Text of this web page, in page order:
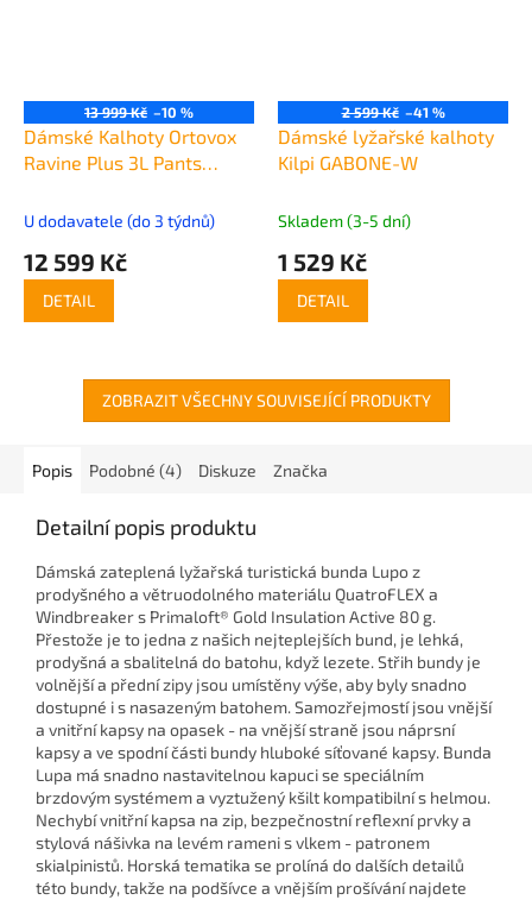
13 999 Kč –10 %
Dámské Kalhoty Ortovox
Ravine Plus 3L Pants
U dodavatele (do 3 týdnů)
12 599 Kč
DETAIL
2 599 Kč –41 %
Dámské lyžařské kalhoty
Kilpi GABONE-W
Skladem (3-5 dní)
1 529 Kč
DETAIL
ZOBRAZIT VŠECHNY SOUVISEJÍCÍ PRODUKTY
Popis Podobné (4) Diskuze Značka
Detailní popis produktu
Dámská zateplená lyžařská turistická bunda Lupo z
prodyšného a větruodolného materiálu QuatroFLEX a
Windbreaker s Primaloft® Gold Insulation Active 80 g.
Přestože je to jedna z našich nejteplejších bund, je lehká,
prodyšná a sbalitelná do batohu, když lezete. Střih bundy je
volnější a přední zipy jsou umístěny výše, aby byly snadno
dostupné i s nasazeným batohem. Samozřejmostí jsou vnější
a vnitřní kapsy na opasek - na vnější straně jsou náprsní
kapsy a ve spodní části bundy hluboké síťované kapsy. Bunda
Lupa má snadno nastavitelnou kapuci se speciálním
brzdovým systémem a vyztužený kšilt kompatibilní s helmou.
Nechybí vnitřní kapsa na zip, bezpečnostní reflexní prvky a
stylová nášivka na levém rameni s vlkem - patronem
skialpinistů. Horská tematika se prolíná do dalších detailů
této bundy, takže na podšívce a vnějším prošívání najdete